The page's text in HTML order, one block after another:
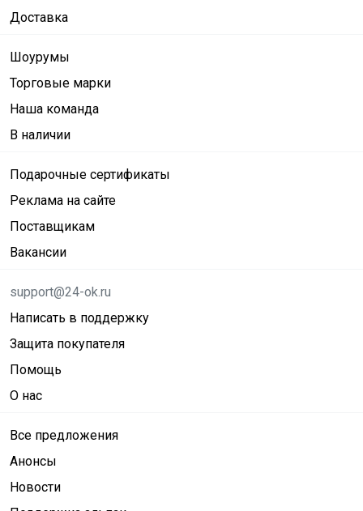
Доставка
Шоурумы
Торговые марки
Наша команда
В наличии
Подарочные сертификаты
Реклама на сайте
Поставщикам
Вакансии
support@24-ok.ru
Написать в поддержку
Защита покупателя
Помощь
О нас
Все предложения
Анонсы
Новости